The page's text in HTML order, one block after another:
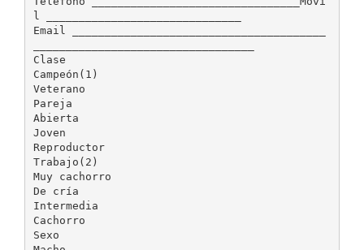
l ______________________________
Email _______________________________________
Clase
Campeón(1)
Veterano
Pareja
Abierta
Joven
Reproductor
Trabajo(2)
Muy cachorro
De cría
Intermedia
Cachorro
Sexo